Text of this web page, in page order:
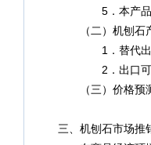
5．本产品使用
（二）机刨石产
1．替代出口
2．出口可行
（三）价格预
三、机刨石市场推